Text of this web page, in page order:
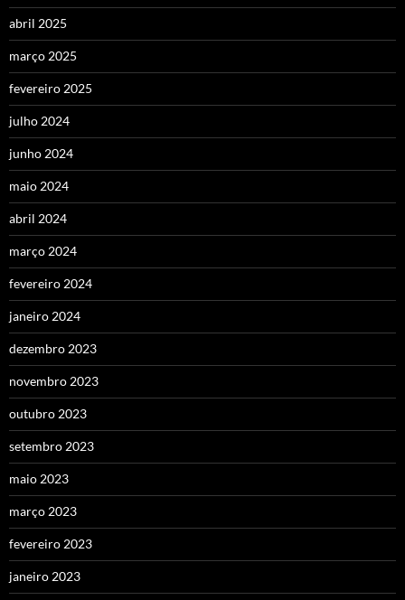
abril 2025
março 2025
fevereiro 2025
julho 2024
junho 2024
maio 2024
abril 2024
março 2024
fevereiro 2024
janeiro 2024
dezembro 2023
novembro 2023
outubro 2023
setembro 2023
maio 2023
março 2023
fevereiro 2023
janeiro 2023